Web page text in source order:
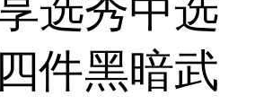
选秀中选
件黑暗武